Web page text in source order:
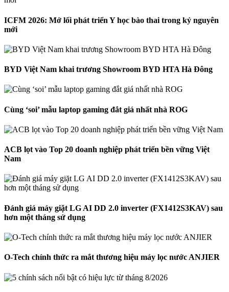
ICFM 2026: Mở lối phát triển Y học bào thai trong kỷ nguyên
mới
BYD Việt Nam khai trương Showroom BYD HTA Hà Đông
Cùng ‘soi’ mẫu laptop gaming đắt giá nhất nhà ROG
ACB lọt vào Top 20 doanh nghiệp phát triển bền vững Việt
Nam
Đánh giá máy giặt LG AI DD 2.0 inverter (FX1412S3KAV) sau
hơn một tháng sử dụng
O-Tech chính thức ra mắt thương hiệu máy lọc nước ANJIER